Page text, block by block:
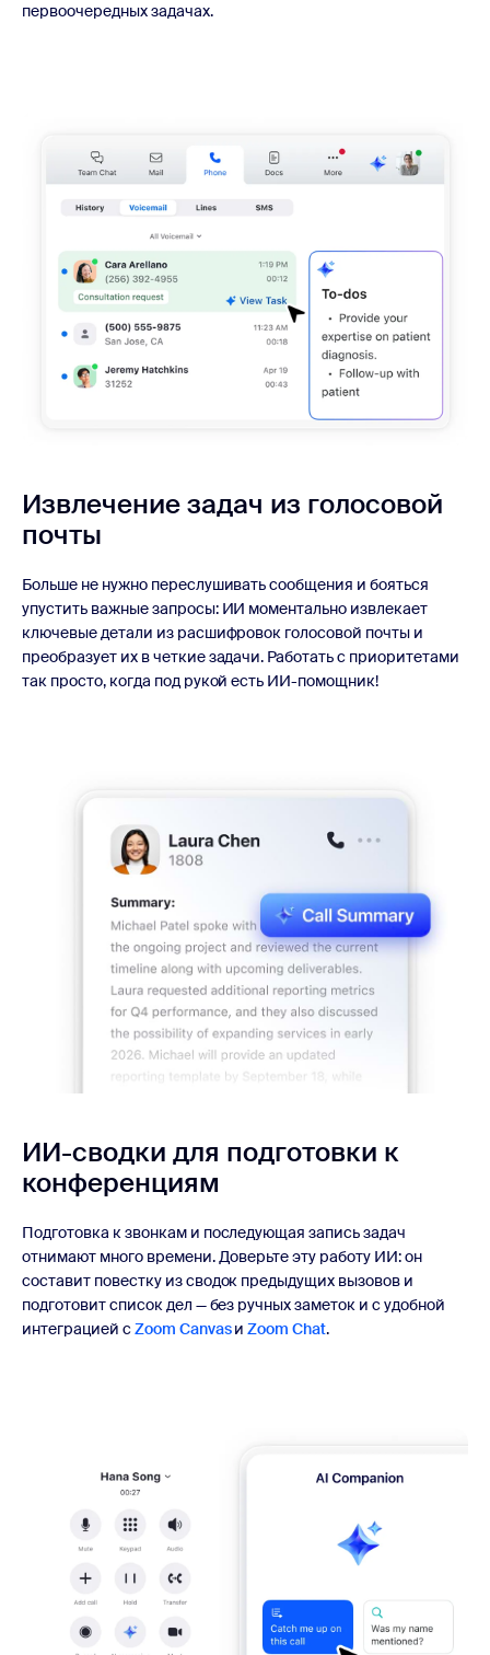
первоочередных задачах.
Извлечение задач из голосовой
почты
Больше не нужно переслушивать сообщения и бояться
упустить важные запросы: ИИ моментально извлекает
ключевые детали из расшифровок голосовой почты и
преобразует их в четкие задачи. Работать с приоритетами
так просто, когда под рукой есть ИИ-помощник!
ИИ-сводки для подготовки к
конференциям
Подготовка к звонкам и последующая запись задач
отнимают много времени. Доверьте эту работу ИИ: он
составит повестку из сводок предыдущих вызовов и
подготовит список дел — без ручных заметок и с удобной
интеграцией сZoom CanvasиZoom Chat.